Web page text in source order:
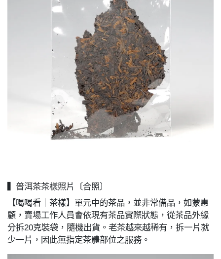
▍普洱茶茶樣照片〔合照〕
【喝喝看｜茶樣】單元中的茶品，並非常備品，如蒙惠
顧，賣場工作人員會依現有茶品實際狀態，從茶品外緣
分拆20克裝袋，隨機出貨。老茶越來越稀有，拆一片就
少一片，因此無指定茶體部位之服務。